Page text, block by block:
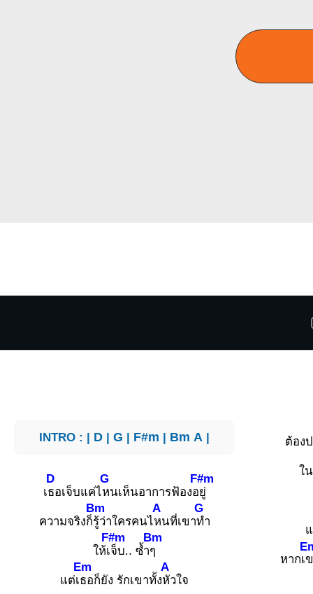
INTRO : | D |G | F#m | Bm A |
เ
D
ธอเจ็บแค่ไ
G
หนเห็นอาการฟ้องอ
F#m
ยู่
ความจริงก็
Bm
รู้ว่าใครคนไ
A
หนที่เขา
G
ทำ
ให้เ
F#m
จ็บ.. ซ้ำ
Bm
ๆ
แต่เ
Em
ธอก็ยัง รักเขาทั้ง
A
หัวใจ
ต้อง
ใ
หากเ